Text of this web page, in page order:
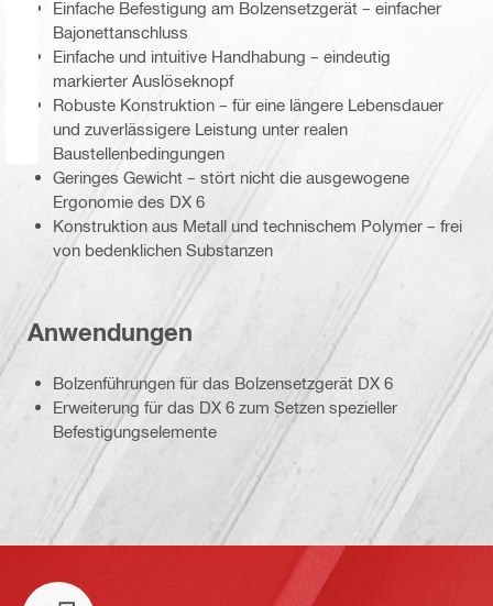
Einfache Befestigung am Bolzensetzgerät – einfacher
Bajonettanschluss
Einfache und intuitive Handhabung – eindeutig
markierter Auslöseknopf
Robuste Konstruktion – für eine längere Lebensdauer
und zuverlässigere Leistung unter realen
Baustellenbedingungen
Geringes Gewicht – stört nicht die ausgewogene
Ergonomie des DX 6
Konstruktion aus Metall und technischem Polymer – frei
von bedenklichen Substanzen
Anwendungen
Bolzenführungen für das Bolzensetzgerät DX 6
Erweiterung für das DX 6 zum Setzen spezieller
Befestigungselemente